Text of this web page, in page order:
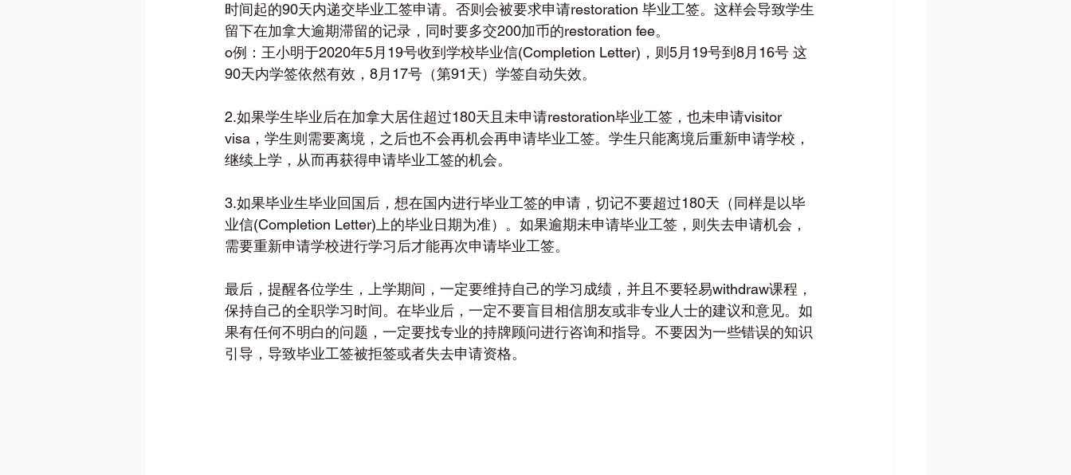
时间起的90天内递交毕业工签申请。否则会被要求申请restoration 毕业工签。这样会导致学生
留下在加拿大逾期滞留的记录，同时要多交200加币的restoration fee。
o例：王小明于2020年5月19号收到学校毕业信(Completion Letter)，则5月19号到8月16号 这
90天内学签依然有效，8月17号（第91天）学签自动失效。
2.如果学生毕业后在加拿大居住超过180天且未申请restoration毕业工签，也未申请visitor
visa，学生则需要离境，之后也不会再机会再申请毕业工签。学生只能离境后重新申请学校，
继续上学，从而再获得申请毕业工签的机会。
3.如果毕业生毕业回国后，想在国内进行毕业工签的申请，切记不要超过180天（同样是以毕
业信(Completion Letter)上的毕业日期为准）。如果逾期未申请毕业工签，则失去申请机会，
需要重新申请学校进行学习后才能再次申请毕业工签。
最后，提醒各位学生，上学期间，一定要维持自己的学习成绩，并且不要轻易withdraw课程，
保持自己的全职学习时间。在毕业后，一定不要盲目相信朋友或非专业人士的建议和意见。如
果有任何不明白的问题，一定要找专业的持牌顾问进行咨询和指导。不要因为一些错误的知识
引导，导致毕业工签被拒签或者失去申请资格。